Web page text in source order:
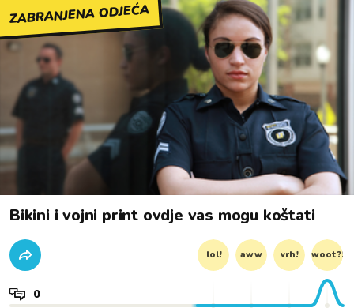
ZABRANJENA ODJEĆA
Bikini i vojni print ovdje vas mogu koštati
lol! aww vrh! woot?!
0